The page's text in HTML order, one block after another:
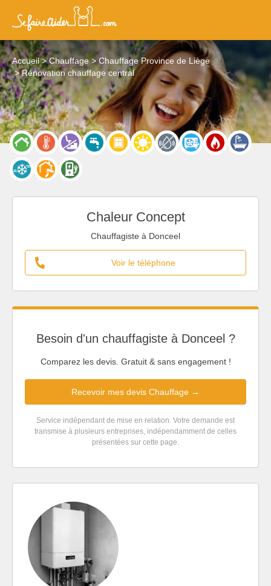
Accueil Chauffage
Chauffage Province de Liège
Rénovation chauffage central
Chaleur Concept
Chauffagiste à Donceel
Voir le téléphone
Besoin d'un chauffagiste à Donceel ?
Comparez les devis. Gratuit & sans engagement !
Recevoir mes devis Chauffage →
Service indépendant de mise en relation. Votre demande est
transmise à plusieurs entreprises, indépendamment de celles
présentées sur cette page.